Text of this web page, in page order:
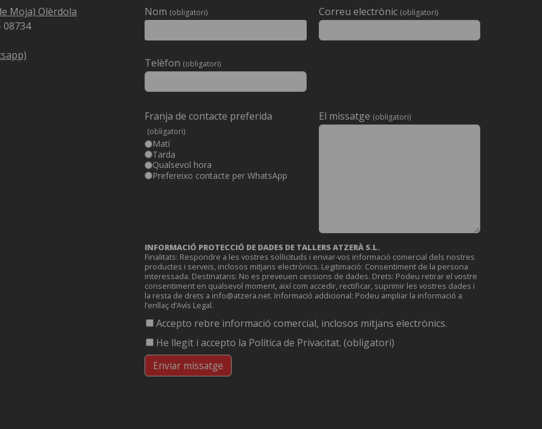
Moja) Olèrdola
08734
Nom (obligatori)
Deixeu
aquest
camp
Correu electrònic (obligatori)
Telèfon (obligatori)
Franja de contacte preferida
(obligatori)
Matí
Tarda
Qualsevol hora
Prefereixo contacte per WhatsApp
El missatge (obligatori)
INFORMACIÓ PROTECCIÓ DE DADES DE TALLERS ATZERÀ S.L.
Finalitats: Respondre a les vostres sol·licituds i enviar-vos informació comercial dels nostres
productes i serveis, inclosos mitjans electrònics. Legitimació: Consentiment de la persona
interessada. Destinataris: No es preveuen cessions de dades. Drets: Podeu retirar el vostre
consentiment en qualsevol moment, així com accedir, rectificar, suprimir les vostres dades i
la resta de drets a info@atzera.net. Informació addicional: Podeu ampliar la informació a
l’enllaç d’Avís Legal.
Accepto rebre informació comercial, inclosos mitjans electrònics.
He llegit i accepto la Política de Privacitat. (obligatori)